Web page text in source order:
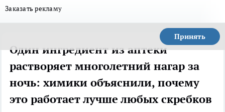
Заказать рекламу
Принять
Один ингредиент из аптеки
растворяет многолетний нагар за
ночь: химики объяснили, почему
это работает лучше любых скребков